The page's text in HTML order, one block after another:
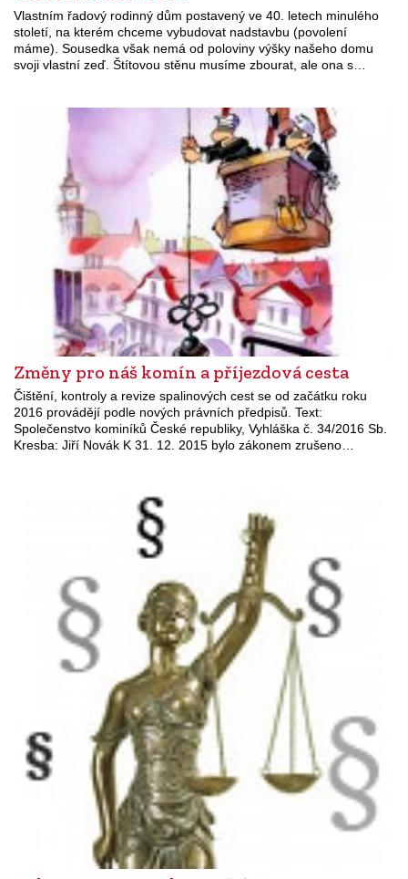
Vlastním řadový rodinný dům postavený ve 40. letech minulého
století, na kterém chceme vybudovat nadstavbu (povolení
máme). Sousedka však nemá od poloviny výšky našeho domu
svoji vlastní zeď. Štítovou stěnu musíme zbourat, ale ona s…
Změny pro náš komín a příjezdová cesta
Čištění, kontroly a revize spalinových cest se od začátku roku
2016 provádějí podle nových právních předpisů. Text:
Společenstvo kominíků České republiky, Vyhláška č. 34/2016 Sb.
Kresba: Jiří Novák K 31. 12. 2015 bylo zákonem zrušeno…